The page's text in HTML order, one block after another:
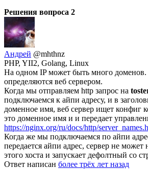
Решения вопроса 2
Андрей @mhthnz
PHP, YII2, Golang, Linux
На одном IP может быть много
определяются веб сервером.
Когда мы отправляем http запрос на
подключаемся к айпи адресу, и в
доменное имя, веб сервер ищет конфиг
это доменное имя и и передает
https://nginx.org/ru/docs/http/
Когда же мы подключаемся по айпи
передается айпи адрес, сервер не может
этого хоста и запускает дефолтный со
Ответ написан более трёх лет назад